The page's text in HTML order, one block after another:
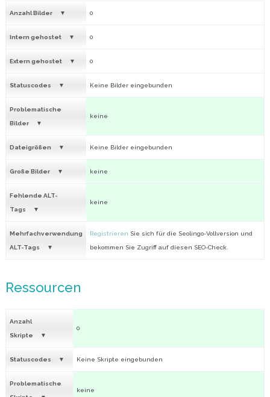
Anzahl Bilder 0
Intern gehostet 0
Extern gehostet 0
Statuscodes Keine Bilder eingebunden
Problematische
Bilder
keine
Dateigrößen Keine Bilder eingebunden
Große Bilder keine
Fehlende ALT-
Tags
keine
Mehrfachverwendung
ALT-Tags
Registrieren Sie sich für die Seolingo-Vollversion und
bekommen Sie Zugriff auf diesen SEO-Check.
Ressourcen
Anzahl
Skripte
0
Statuscodes Keine Skripte eingebunden
Problematische
keine